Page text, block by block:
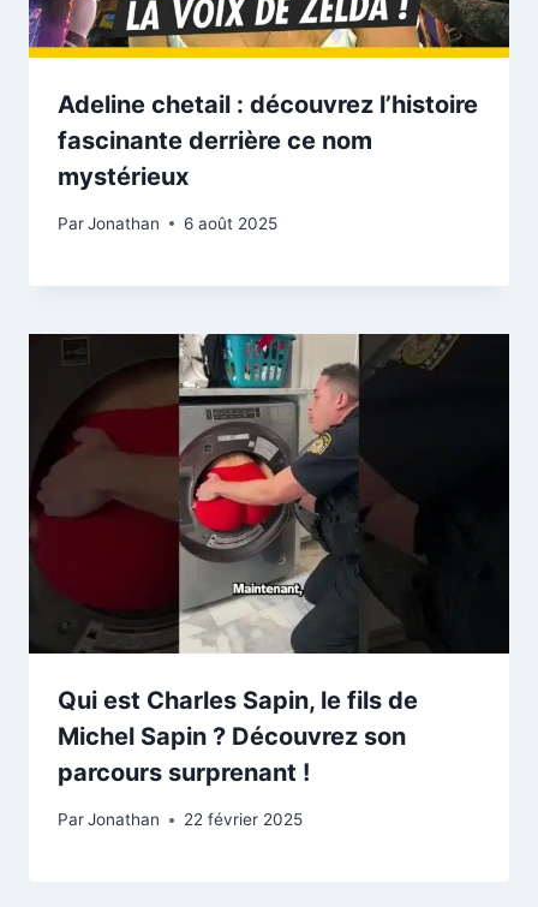
Adeline chetail : découvrez l’histoire
fascinante derrière ce nom
mystérieux
ParJonathan 6 août 2025
Qui est Charles Sapin, le fils de
Michel Sapin ? Découvrez son
parcours surprenant !
ParJonathan 22 février 2025